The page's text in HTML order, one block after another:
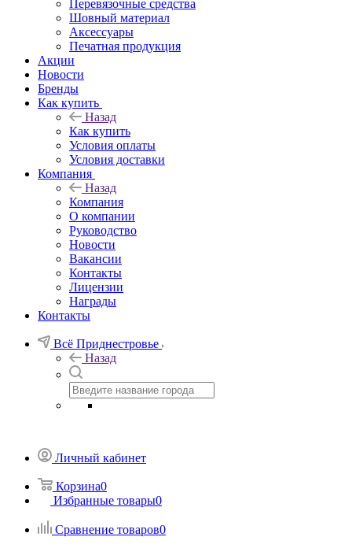
Перевязочные средства
Шовный материал
Аксессуары
Печатная продукция
Акции
Новости
Бренды
Как купить
Назад
Как купить
Условия оплаты
Условия доставки
Компания
Назад
Компания
О компании
Руководство
Новости
Вакансии
Контакты
Лицензии
Награды
Контакты
Всё Приднестровье
Назад
Личный кабинет
Корзина0
Избранные товары0
Сравнение товаров0